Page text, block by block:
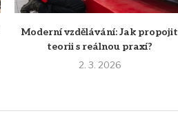
Moderní vzdělávání: Jak propojit
teorii s reálnou praxí?
2. 3. 2026